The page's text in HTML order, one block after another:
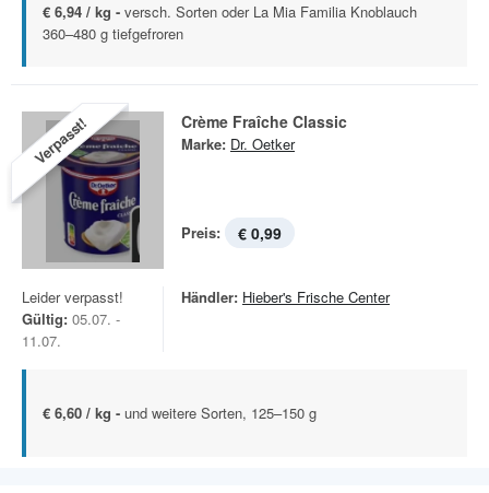
€ 6,94 / kg - versch. Sorten oder La Mia Familia Knoblauch
360–480 g tiefgefroren
Verpasst! Crème Fraîche Classic
Marke: Dr. Oetker
Preis: € 0,99
Leider verpasst!
Gültig: 05.07. -
11.07.
Händler: Hieber's Frische Center
€ 6,60 / kg - und weitere Sorten, 125–150 g